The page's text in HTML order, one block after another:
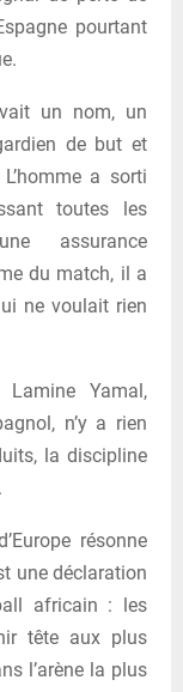
pourtant
un nom, un
de but et
a sorti
toutes les
assurance
du match, il a
ne voulait rien
Yamal,
n’y a rien
la discipline
résonne
une déclaration
africain : les
tête aux plus
l’arène la plus